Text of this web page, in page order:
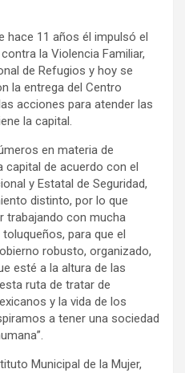
hace 11 años él impulsó el
la Violencia Familiar,
de Refugios y hoy se
la entrega del Centro
acciones para atender las
la capital.
en materia de
capital de acuerdo con el
y Estatal de Seguridad,
distinto, por lo que
trabajando con mucha
para que el
robusto, organizado,
esté a la altura de las
ruta de tratar de
y la vida de los
a tener una sociedad
Municipal de la Mujer,